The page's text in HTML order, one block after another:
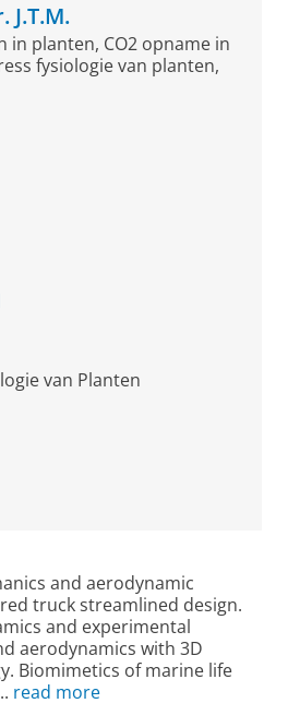
J.T.M.
in planten, CO2 opname in
fysiologie van planten,
van Planten
and aerodynamic
truck streamlined design.
and experimental
aerodynamics with 3D
Biomimetics of marine life
read more